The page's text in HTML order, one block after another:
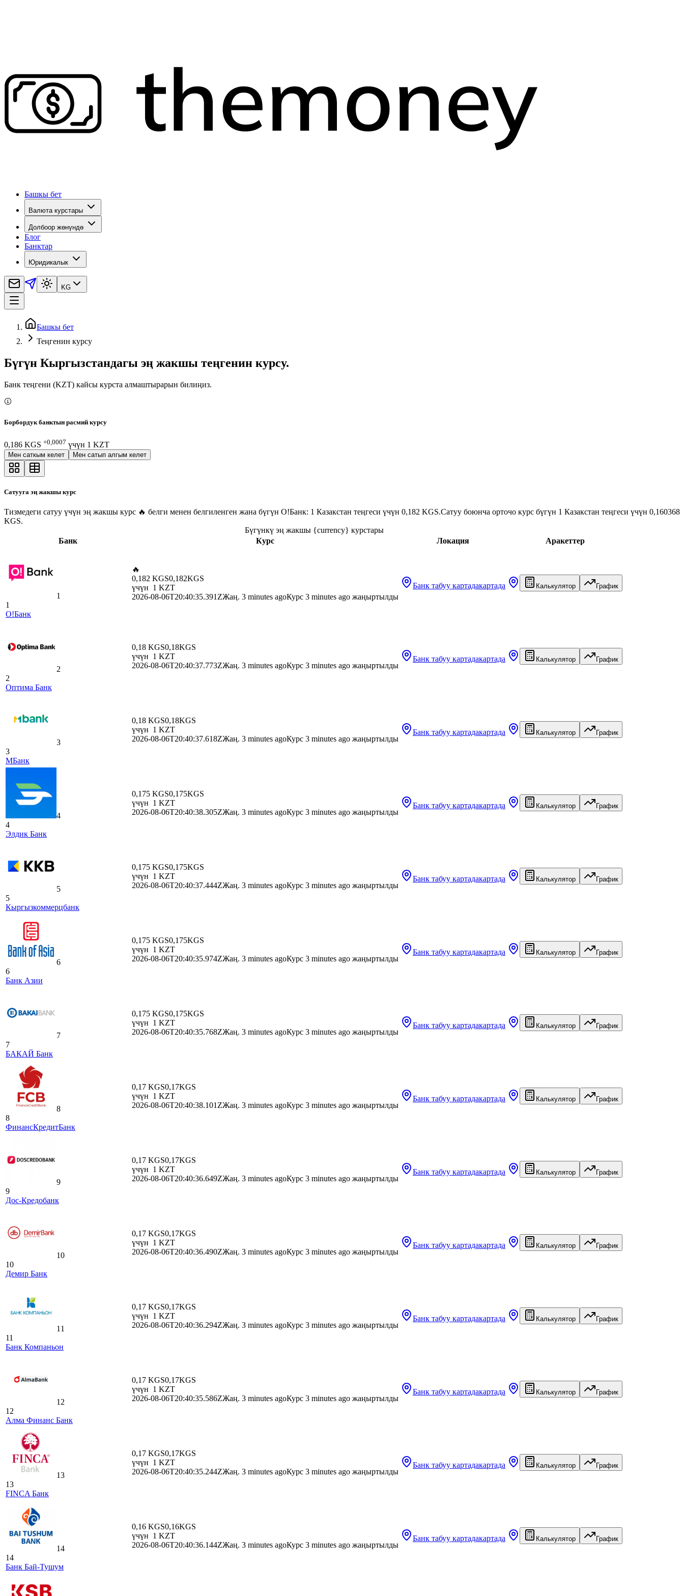
Башкы бет
Валюта курстары
Долбоор жөнүндө
Блог
Банктар
Юридикалык
KG
Башкы бет
Теңгенин курсу
Бүгүн Кыргызстандагы эң жакшы теңгенин курсу.
Банк теңгени (KZT) кайсы курста алмаштырарын билиңиз.
Борбордук банктын расмий курсу
0,186 KGS +0,0007 үчүн 1 KZT
Мен саткым келет Мен сатып алгым келет
Сатууга эң жакшы курс
Тизмедеги сатуу үчүн эң жакшы курс 🔥 белги менен белгиленген жана бүгүн O!Банк: 1 Казакстан теңгеси үчүн 0,182 KGS.Сатуу боюнча орточо курс бүгүн 1 Казакстан теңгеси үчүн 0,160368
KGS.
Бүгүнкү эң жакшы {currency} курстары
Банк
Курс Локация Аракеттер
1
1
O!Банк
🔥
0,182 KGS0,182KGS
үчүн 1 KZT
2026-08-06T20:40:35.391ZЖаң. 3 minutes agoКурс 3 minutes ago жаңыртылды
Банк табуу картадакартада Калькулятор График
2
2
Оптима Банк
0,18 KGS0,18KGS
үчүн 1 KZT
2026-08-06T20:40:37.773ZЖаң. 3 minutes agoКурс 3 minutes ago жаңыртылды
Банк табуу картадакартада Калькулятор График
3
3
МБанк
0,18 KGS0,18KGS
үчүн 1 KZT
2026-08-06T20:40:37.618ZЖаң. 3 minutes agoКурс 3 minutes ago жаңыртылды
Банк табуу картадакартада Калькулятор График
4
4
Элдик Банк
0,175 KGS0,175KGS
үчүн 1 KZT
2026-08-06T20:40:38.305ZЖаң. 3 minutes agoКурс 3 minutes ago жаңыртылды
Банк табуу картадакартада Калькулятор График
5
5
Кыргызкоммерцбанк
0,175 KGS0,175KGS
үчүн 1 KZT
2026-08-06T20:40:37.444ZЖаң. 3 minutes agoКурс 3 minutes ago жаңыртылды
Банк табуу картадакартада Калькулятор График
6
6
Банк Азии
0,175 KGS0,175KGS
үчүн 1 KZT
2026-08-06T20:40:35.974ZЖаң. 3 minutes agoКурс 3 minutes ago жаңыртылды
Банк табуу картадакартада Калькулятор График
7
7
БАКАЙ Банк
0,175 KGS0,175KGS
үчүн 1 KZT
2026-08-06T20:40:35.768ZЖаң. 3 minutes agoКурс 3 minutes ago жаңыртылды
Банк табуу картадакартада Калькулятор График
8
8
ФинансКредитБанк
0,17 KGS0,17KGS
үчүн 1 KZT
2026-08-06T20:40:38.101ZЖаң. 3 minutes agoКурс 3 minutes ago жаңыртылды
Банк табуу картадакартада Калькулятор График
9
9
Дос-Кредобанк
0,17 KGS0,17KGS
үчүн 1 KZT
2026-08-06T20:40:36.649ZЖаң. 3 minutes agoКурс 3 minutes ago жаңыртылды
Банк табуу картадакартада Калькулятор График
10
10
Демир Банк
0,17 KGS0,17KGS
үчүн 1 KZT
2026-08-06T20:40:36.490ZЖаң. 3 minutes agoКурс 3 minutes ago жаңыртылды
Банк табуу картадакартада Калькулятор График
11
11
Банк Компаньон
0,17 KGS0,17KGS
үчүн 1 KZT
2026-08-06T20:40:36.294ZЖаң. 3 minutes agoКурс 3 minutes ago жаңыртылды
Банк табуу картадакартада Калькулятор График
12
12
Алма Финанс Банк
0,17 KGS0,17KGS
үчүн 1 KZT
2026-08-06T20:40:35.586ZЖаң. 3 minutes agoКурс 3 minutes ago жаңыртылды
Банк табуу картадакартада Калькулятор График
13
13
FINCA Банк
0,17 KGS0,17KGS
үчүн 1 KZT
2026-08-06T20:40:35.244ZЖаң. 3 minutes agoКурс 3 minutes ago жаңыртылды
Банк табуу картадакартада Калькулятор График
14
14
Банк Бай-Тушум
0,16 KGS0,16KGS
үчүн 1 KZT
2026-08-06T20:40:36.144ZЖаң. 3 minutes agoКурс 3 minutes ago жаңыртылды
Банк табуу картадакартада Калькулятор График